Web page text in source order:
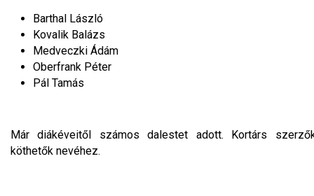
Barthal László
Kovalik Balázs
Medveczki Ádám
Oberfrank Péter
Pál Tamás
Már diákéveitől számos dalestet adott. Kortárs
köthetők nevéhez.